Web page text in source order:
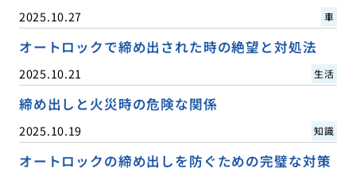
2025.10.27 車
オートロックで締め出された時の絶望と対処法
2025.10.21 生活
締め出しと火災時の危険な関係
2025.10.19 知識
オートロックの締め出しを防ぐための完璧な対策